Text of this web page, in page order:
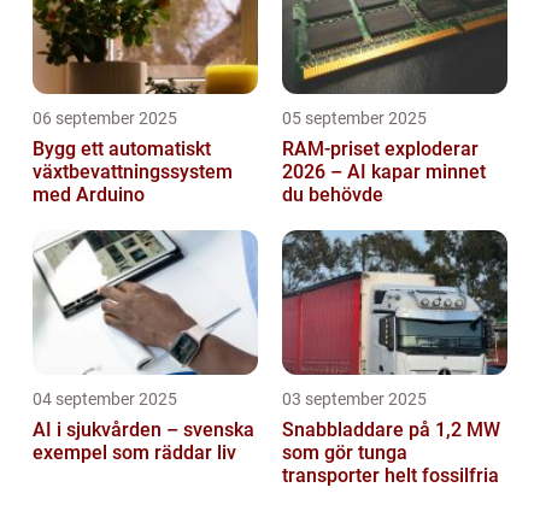
06 september 2025
Bygg ett automatiskt
växtbevattningssystem
med Arduino
05 september 2025
RAM-priset exploderar
2026 – AI kapar minnet
du behövde
04 september 2025
AI i sjukvården – svenska
exempel som räddar liv
03 september 2025
Snabbladdare på 1,2 MW
som gör tunga
transporter helt fossilfria